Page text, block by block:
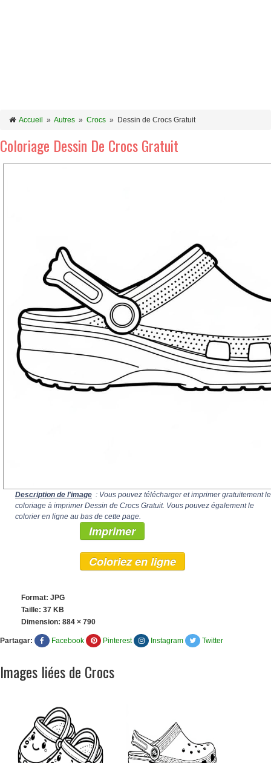
Accueil » Autres » Crocs » Dessin de Crocs Gratuit
Coloriage Dessin De Crocs Gratuit
Description de l'image : Vous pouvez télécharger et imprimer gratuitement le
coloriage à imprimer Dessin de Crocs Gratuit. Vous pouvez également le
colorier en ligne au bas de cette page.
Imprimer
Coloriez en ligne
Format: JPG
Taille: 37 KB
Dimension: 884 × 790
Partagar: Facebook Pinterest Instagram Twitter
Images liées de Crocs